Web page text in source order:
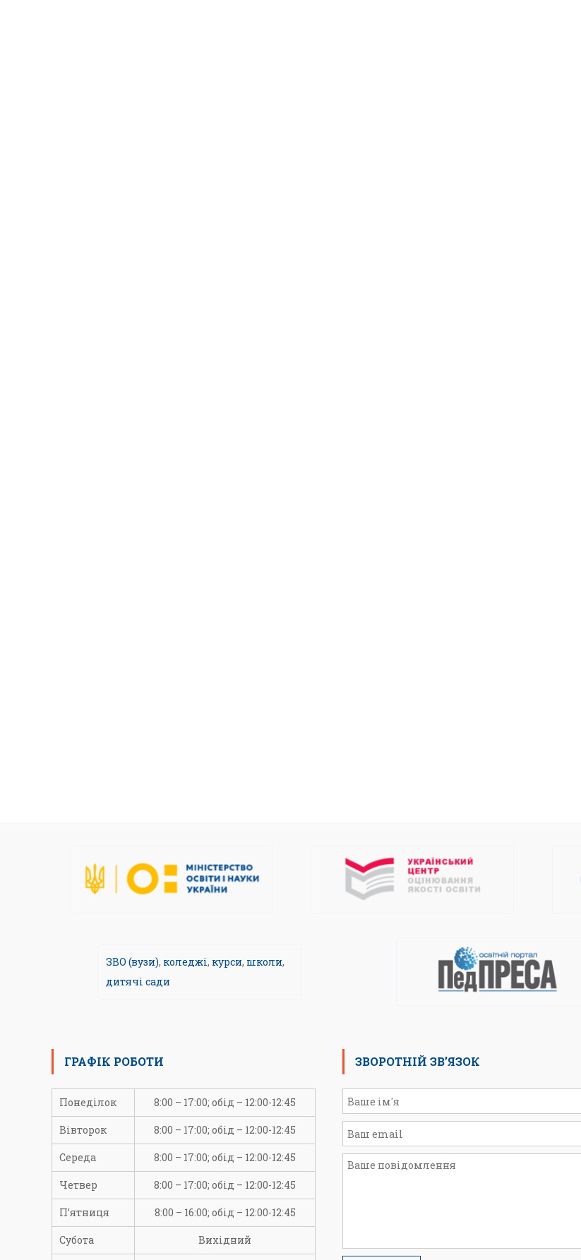
ЗВО (вузи), коледжі, курси, школи,
дитячі сади
ГРАФІК РОБОТИ
Понеділок 8:00 – 17:00; обід – 12:00-12:45
Вівторок 8:00 – 17:00; обід – 12:00-12:45
Середа 8:00 – 17:00; обід – 12:00-12:45
Четвер 8:00 – 17:00; обід – 12:00-12:45
П’ятниця 8:00 – 16:00; обід – 12:00-12:45
Субота Вихідний
ЗВОРОТНІЙ ЗВ’ЯЗОК